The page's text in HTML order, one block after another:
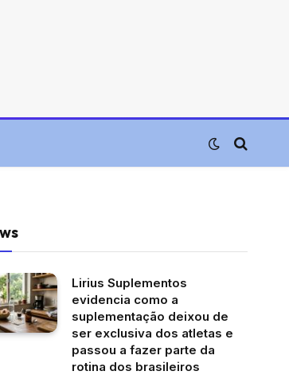
Lirius Suplementos
evidencia como a
suplementação deixou de
ser exclusiva dos atletas e
passou a fazer parte da
rotina dos brasileiros